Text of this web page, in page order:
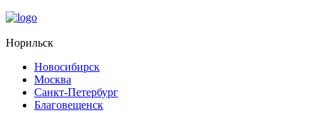
Норильск
Новосибирск
Москва
Санкт-Петербург
Благовещенск